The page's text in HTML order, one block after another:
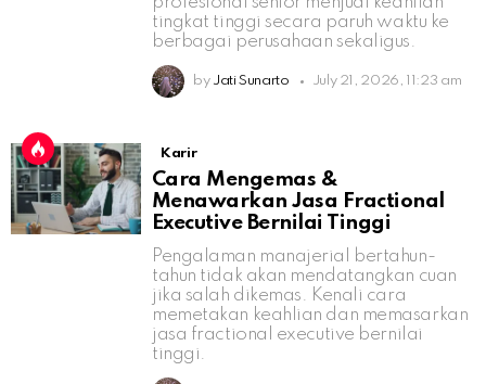
tingkat tinggi secara paruh waktu ke
berbagai perusahaan sekaligus.
by Jati Sunarto July 21, 2026, 11:23 am
Karir
Cara Mengemas &
Menawarkan Jasa Fractional
Executive Bernilai Tinggi
Pengalaman manajerial bertahun-
tahun tidak akan mendatangkan cuan
jika salah dikemas. Kenali cara
memetakan keahlian dan memasarkan
jasa fractional executive bernilai
tinggi.